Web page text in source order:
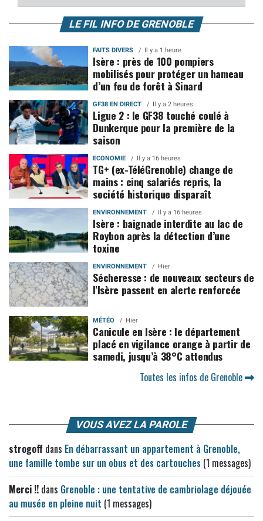
LE FIL INFO DE GRENOBLE
FAITS DIVERS Il y a 1 heure
Isère : près de 100 pompiers
mobilisés pour protéger un hameau
d’un feu de forêt à Sinard
GF38 EN DIRECT Il y a 2 heures
Ligue 2 : le GF38 touché coulé à
Dunkerque pour la première de la
saison
ECONOMIE Il y a 16 heures
TG+ (ex-TéléGrenoble) change de
mains : cinq salariés repris, la
société historique disparaît
ENVIRONNEMENT Il y a 16 heures
Isère : baignade interdite au lac de
Roybon après la détection d’une
toxine
ENVIRONNEMENT Hier
Sécheresse : de nouveaux secteurs de
l'Isère passent en alerte renforcée
MÉTÉO Hier
Canicule en Isère : le département
placé en vigilance orange à partir de
samedi, jusqu’à 38°C attendus
Toutes les infos de Grenoble
VOUS AVEZ LA PAROLE
strogoff dans En débarrassant un appartement à Grenoble,
une famille tombe sur un obus et des cartouches (1 messages)
Merci !! dans Grenoble : une tentative de cambriolage déjouée
au musée en pleine nuit (1 messages)